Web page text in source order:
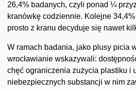
26,4% badanych, czyli ponad ¼
kranówkę codziennie. Kolejne
prosto z kranu decyduje się nawet
W ramach badania, jako plusy picia
wrocławianie wskazywali:
chęć ograniczenia zużycia plastiku i
niebezpiecznych substancji w nim